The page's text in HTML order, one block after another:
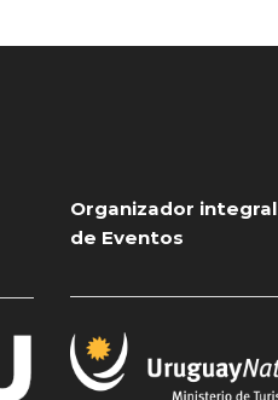
Organizador integral
de Eventos